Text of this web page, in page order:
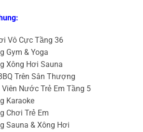
Vô Cực Tầng 36
Gym & Yoga
Xông Hơi Sauna
Trên Sân Thượng
Viên Nước Trẻ Em Tầng 5
Karaoke
Chơi Trẻ Em
Sauna & Xông Hơi